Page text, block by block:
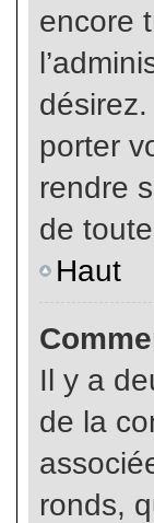
encore
porter
rendre
de
Haut
Il y a
de la
ronds,